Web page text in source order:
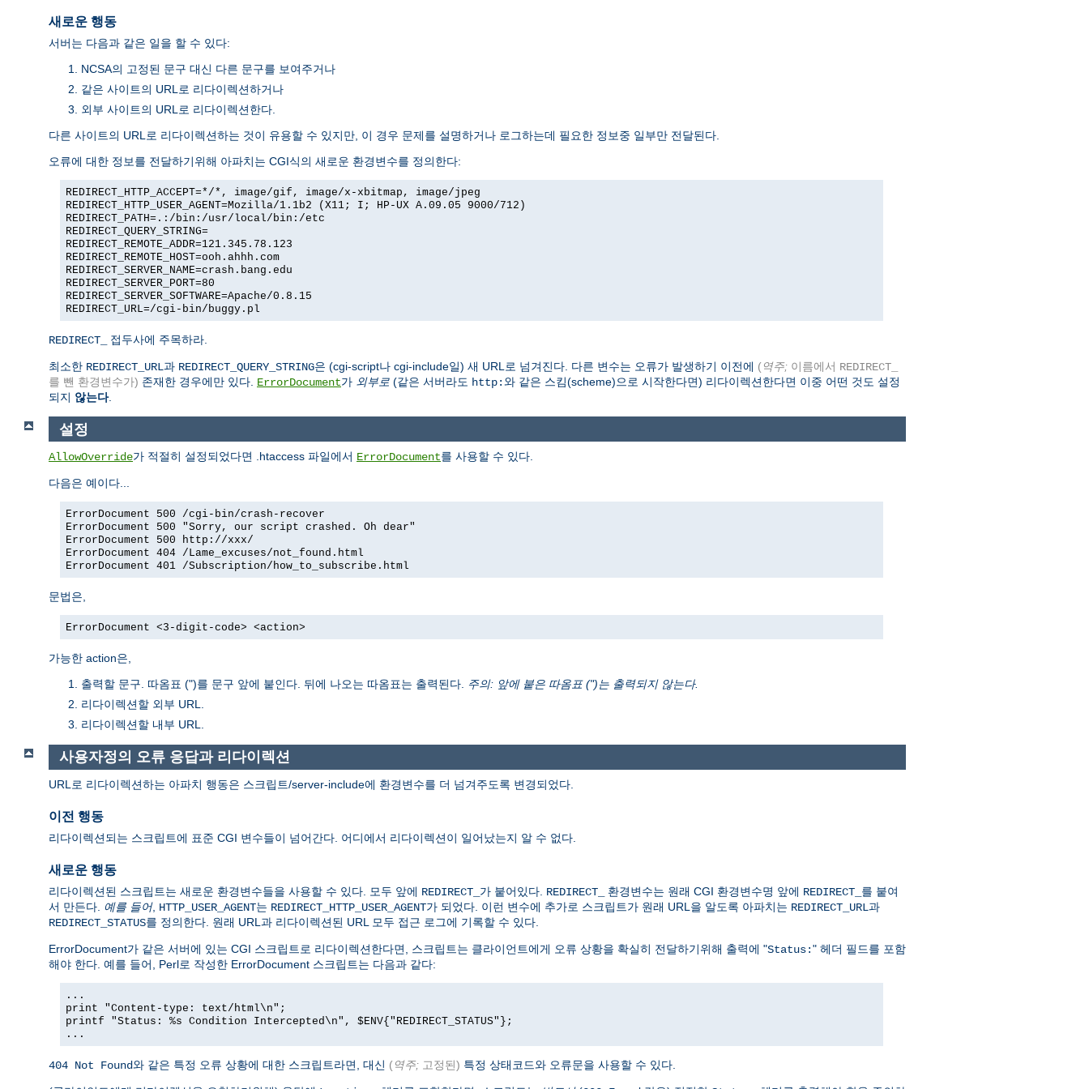
새로운 행동
서버는 다음과 같은 일을 할 수 있다:
NCSA의 고정된 문구 대신 다른 문구를 보여주거나
같은 사이트의 URL로 리다이렉션하거나
외부 사이트의 URL로 리다이렉션한다.
다른 사이트의 URL로 리다이렉션하는 것이 유용할 수 있지만, 이 경우 문제를 설명하거나 로그하는데 필요한 정보중 일부만 전달된다.
오류에 대한 정보를 전달하기위해 아파치는 CGI식의 새로운 환경변수를 정의한다:
REDIRECT_HTTP_ACCEPT=*/*, image/gif, image/x-xbitmap, image/jpeg
REDIRECT_HTTP_USER_AGENT=Mozilla/1.1b2 (X11; I; HP-UX A.09.05 9000/712)
REDIRECT_PATH=.:/bin:/usr/local/bin:/etc
REDIRECT_QUERY_STRING=
REDIRECT_REMOTE_ADDR=121.345.78.123
REDIRECT_REMOTE_HOST=ooh.ahhh.com
REDIRECT_SERVER_NAME=crash.bang.edu
REDIRECT_SERVER_PORT=80
REDIRECT_SERVER_SOFTWARE=Apache/0.8.15
REDIRECT_URL=/cgi-bin/buggy.pl
REDIRECT_ 접두사에 주목하라.
최소한 REDIRECT_URL과 REDIRECT_QUERY_STRING은 (cgi-script나 cgi-include일) 새 URL로 넘겨진다. 다른 변수는 오류가 발생하기 이전에 (역주; 이름에서 REDIRECT_
를 뺀 환경변수가) 존재한 경우에만 있다. ErrorDocument가 외부로 (같은 서버라도 http:와 같은 스킴(scheme)으로 시작한다면) 리다이렉션한다면 이중 어떤 것도 설정
되지 않는다.
설정
AllowOverride가 적절히 설정되었다면 .htaccess 파일에서 ErrorDocument를 사용할 수 있다.
다음은 예이다...
ErrorDocument 500 /cgi-bin/crash-recover
ErrorDocument 500 "Sorry, our script crashed. Oh dear"
ErrorDocument 500 http://xxx/
ErrorDocument 404 /Lame_excuses/not_found.html
ErrorDocument 401 /Subscription/how_to_subscribe.html
문법은,
ErrorDocument <3-digit-code> <action>
가능한 action은,
출력할 문구. 따옴표 (")를 문구 앞에 붙인다. 뒤에 나오는 따옴표는 출력된다. 주의: 앞에 붙은 따옴표 (")는 출력되지 않는다.
리다이렉션할 외부 URL.
리다이렉션할 내부 URL.
사용자정의 오류 응답과 리다이렉션
URL로 리다이렉션하는 아파치 행동은 스크립트/server-include에 환경변수를 더 넘겨주도록 변경되었다.
이전 행동
리다이렉션되는 스크립트에 표준 CGI 변수들이 넘어간다. 어디에서 리다이렉션이 일어났는지 알 수 없다.
새로운 행동
리다이렉션된 스크립트는 새로운 환경변수들을 사용할 수 있다. 모두 앞에 REDIRECT_ 가 붙어있다. REDIRECT_ 환경변수는 원래 CGI 환경변수명 앞에 REDIRECT_ 를 붙여
서 만든다. 예를 들어, HTTP_USER_AGENT는 REDIRECT_HTTP_USER_AGENT가 되었다. 이런 변수에 추가로 스크립트가 원래 URL을 알도록 아파치는 REDIRECT_URL과
REDIRECT_STATUS를 정의한다. 원래 URL과 리다이렉션된 URL 모두 접근 로그에 기록할 수 있다.
ErrorDocument가 같은 서버에 있는 CGI 스크립트로 리다이렉션한다면, 스크립트는 클라이언트에게 오류 상황을 확실히 전달하기위해 출력에 "Status:" 헤더 필드를 포함
해야 한다. 예를 들어, Perl로 작성한 ErrorDocument 스크립트는 다음과 같다:
...
print "Content-type: text/html\n";
printf "Status: %s Condition Intercepted\n", $ENV{"REDIRECT_STATUS"};
...
404 Not Found와 같은 특정 오류 상황에 대한 스크립트라면, 대신 (역주; 고정된) 특정 상태코드와 오류문을 사용할 수 있다.